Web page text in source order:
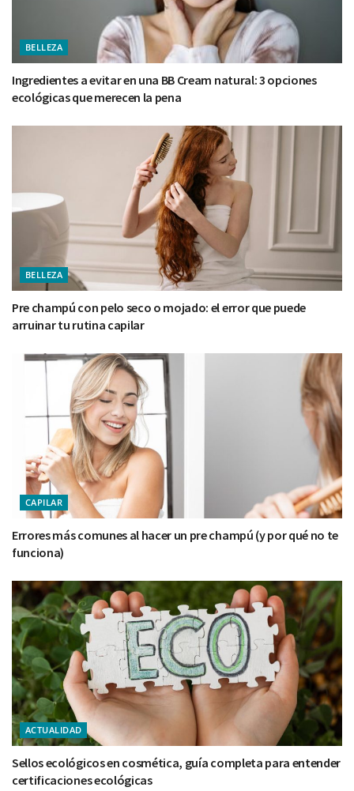
BELLEZA
Ingredientes a evitar en una BB Cream natural: 3 opciones
ecológicas que merecen la pena
BELLEZA
Pre champú con pelo seco o mojado: el error que puede
arruinar tu rutina capilar
CAPILAR
Errores más comunes al hacer un pre champú (y por qué no te
funciona)
ACTUALIDAD
Sellos ecológicos en cosmética, guía completa para entender
certificaciones ecológicas